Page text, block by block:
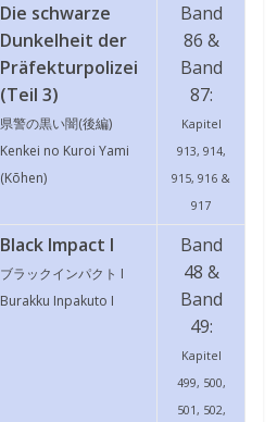
Die schwarze
Dunkelheit der
Präfekturpolizei
(Teil 3)
県警の黒い闇(後編)
Kenkei no Kuroi Yami
(Kōhen)
Band
86 &
Band
87:
Kapitel
913, 914,
915, 916 &
917
Black Impact I
ブラックインパクト I
Burakku Inpakuto I
Band
48 &
Band
49:
Kapitel
499, 500,
501, 502,